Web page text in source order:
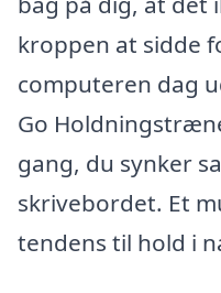
kroppen at sidde
computeren dag
Go
gang, du synker
skrivebordet. Et
tendens til hold i